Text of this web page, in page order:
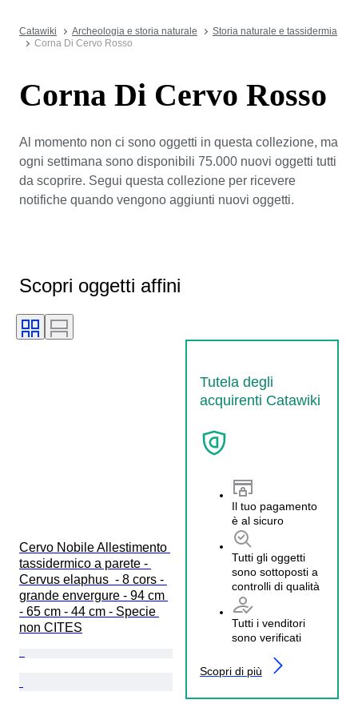
Catawiki Archeologia e storia naturale
Storia naturale e tassidermia
Corna Di Cervo Rosso
Corna Di Cervo Rosso
Al momento non ci sono oggetti in questa collezione, ma
ogni settimana sono disponibili 75.000 nuovi oggetti tutti
da scoprire. Segui questa collezione per ricevere
notifiche quando vengono aggiunti nuovi oggetti.
Scopri oggetti affini
Tutela degli
acquirenti Catawiki
Il tuo pagamento
è al sicuro
Tutti gli oggetti
sono sottoposti a
controlli di qualità
Tutti i venditori
sono verificati
Scopri di più
Cervo Nobile Allestimento
tassidermico a parete -
Cervus elaphus  - 8 cors -
grande envergure - 94 cm
- 65 cm - 44 cm - Specie
non CITES